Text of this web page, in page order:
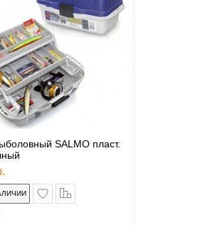
SALMO пласт.
в закладки